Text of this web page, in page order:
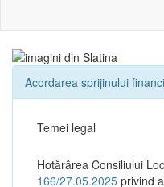
Acordarea sprijinului
Temei legal
Hotărârea Consiliului
166/27.05.2025 privind